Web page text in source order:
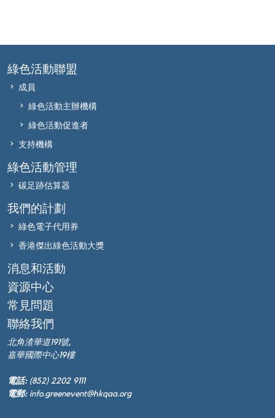
綠色活動聯盟
成員
綠色活動主辦機構
綠色活動促進者
支持機構
綠色活動管理
碳足跡估算器
我們的計劃
綠色電子代用券
香港傑出綠色活動大獎
消息和活動
資源中心
常見問題
聯絡我們
北角渣華道191號,
嘉華國際中心19樓
電話:(852) 2202 9111
電郵:info.greenevent@hkqaa.org